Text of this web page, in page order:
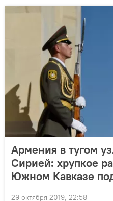
Армения в тугом
Сирией: хрупкое
Южном Кавказе
29 октября 2019, 22:58